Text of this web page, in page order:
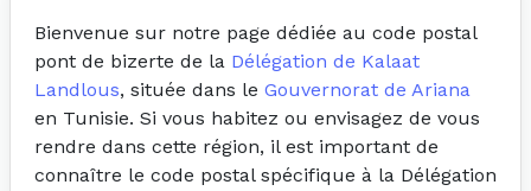
Bienvenue sur notre page dédiée au code postal
pont de bizerte de la Délégation de Kalaat
Landlous, située dans le Gouvernorat de Ariana
en Tunisie. Si vous habitez ou envisagez de vous
rendre dans cette région, il est important de
connaître le code postal spécifique à la Délégation